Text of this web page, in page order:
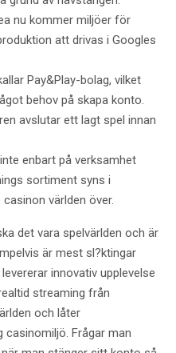
nu kommer miljöer för
att drivas i Googles
Pay&Play-bolag, vilket
behov på skapa konto.
avslutar ett lagt spel innan
enbart på verksamhet
sortiment syns i
världen över.
det vara spelvärlden och är
är mest sl?ktingar
innovativ upplevelse
streaming från
och låter
Frågar man